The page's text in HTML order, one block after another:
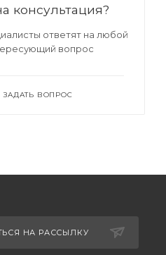
консультация?
ответят на любой
вопрос
ЗАДАТЬ ВОПРОС
НА РАССЫЛКУ